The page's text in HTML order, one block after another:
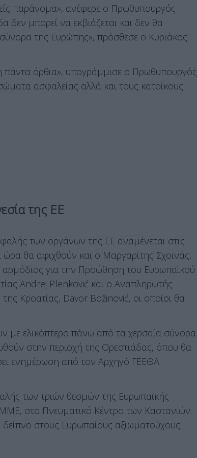
παράνομα», ανέφερε ο Πρωθυπουργός
δεν μπορεί να εκβιάζεται και δεν θα
της Ευρώπης», πρόσθεσε ο Κυριάκος
πάντα όρθια», υπογράμμισε ο Πρωθυπουργός
ασφαλείας αλλά και τους κατοίκους
της ΕΕ
των οργάνων της ΕΕ αναμένεται στις
θα αφιχθούν και ο Μαργαρίτης Σχοινάς,
για την Προώθηση του Ευρωπαϊκού
Andrej Plenković και ο Αναπληρωτής
Κροατίας, Davor Božinović, οι οποίοι θα
με ελικόπτερο πάνω από τα χερσαία σύνορα
στην περιοχή της Ορεστιάδας, όπου θα
ενημέρωση από τον Αρχηγό ΓΕΕΘΑ
των τριών θεσμών της Ευρωπαϊκής
στο Πνευματικό Κέντρο των Καστανιών.
στους Ευρωπαίους αξιωματούχους